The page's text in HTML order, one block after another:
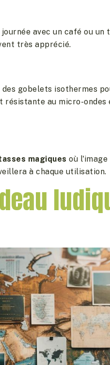
avec un café ou
très apprécié.
des gobelets isothermes
au micro-
magiques où
à chaque utilisation.